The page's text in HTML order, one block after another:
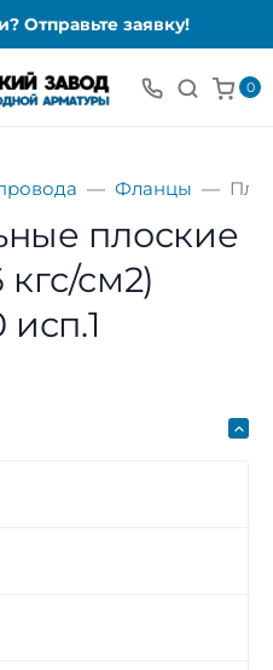
Отправьте заявку!
0
Фланцы
плоские
см2)